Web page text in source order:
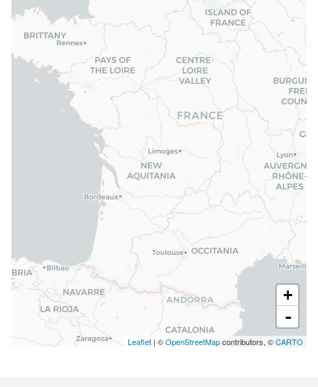
+
-
Leaflet | ©OpenStreetMapcontributors, ©CARTO